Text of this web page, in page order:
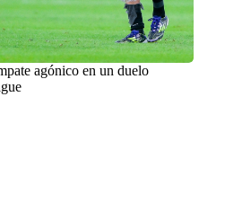
agónico en un duelo